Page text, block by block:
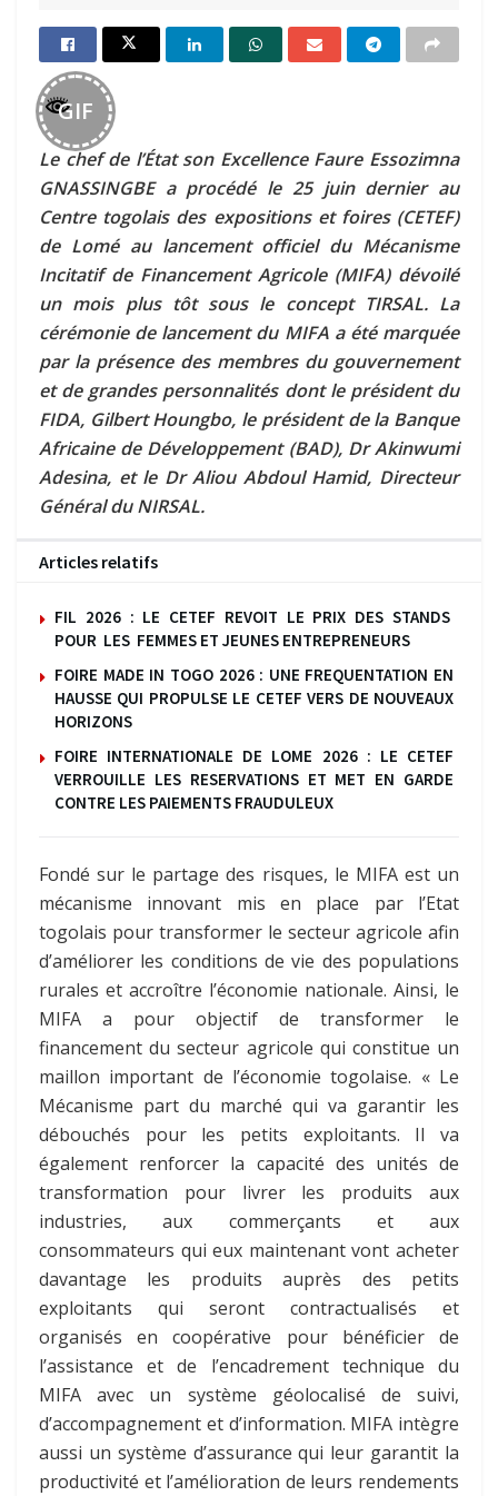
GIF
Le chef de l’État son Excellence Faure Essozimna
GNASSINGBE a procédé le 25 juin dernier au
Centre togolais des expositions et foires (CETEF)
de Lomé au lancement officiel du Mécanisme
Incitatif de Financement Agricole (MIFA) dévoilé
un mois plus tôt sous le concept TIRSAL. La
cérémonie de lancement du MIFA a été marquée
par la présence des membres du gouvernement
et de grandes personnalités dont le président du
FIDA, Gilbert Houngbo, le président de la Banque
Africaine de Développement (BAD), Dr Akinwumi
Adesina, et le Dr Aliou Abdoul Hamid, Directeur
Général du NIRSAL.
Articles relatifs
FIL 2026 : LE CETEF REVOIT LE PRIX DES STANDS
POUR LES FEMMES ET JEUNES ENTREPRENEURS
FOIRE MADE IN TOGO 2026 : UNE FREQUENTATION EN
HAUSSE QUI PROPULSE LE CETEF VERS DE NOUVEAUX
HORIZONS
FOIRE INTERNATIONALE DE LOME 2026 : LE CETEF
VERROUILLE LES RESERVATIONS ET MET EN GARDE
CONTRE LES PAIEMENTS FRAUDULEUX
Fondé sur le partage des risques, le MIFA est un
mécanisme innovant mis en place par l’Etat
togolais pour transformer le secteur agricole afin
d’améliorer les conditions de vie des populations
rurales et accroître l’économie nationale. Ainsi, le
MIFA a pour objectif de transformer le
financement du secteur agricole qui constitue un
maillon important de l’économie togolaise. « Le
Mécanisme part du marché qui va garantir les
débouchés pour les petits exploitants. Il va
également renforcer la capacité des unités de
transformation pour livrer les produits aux
industries, aux commerçants et aux
consommateurs qui eux maintenant vont acheter
davantage les produits auprès des petits
exploitants qui seront contractualisés et
organisés en coopérative pour bénéficier de
l’assistance et de l’encadrement technique du
MIFA avec un système géolocalisé de suivi,
d’accompagnement et d’information. MIFA intègre
aussi un système d’assurance qui leur garantit la
productivité et l’amélioration de leurs rendements